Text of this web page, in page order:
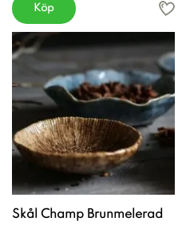
Köp
Skål Champ Brunmelerad